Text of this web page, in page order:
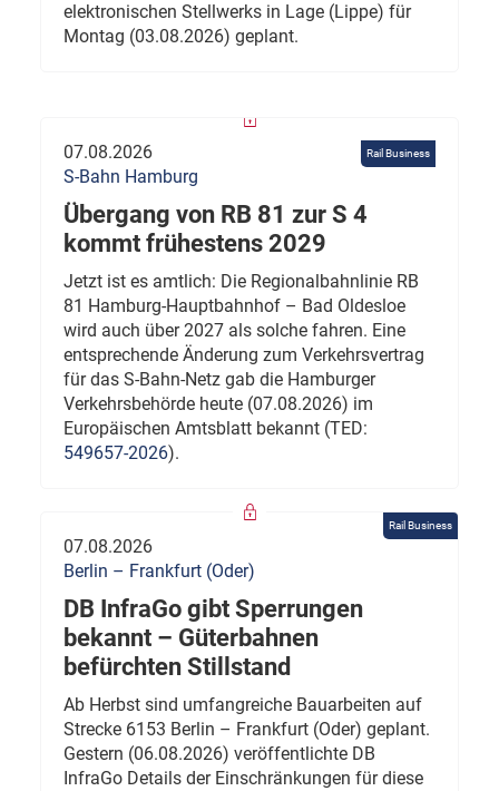
elektronischen Stellwerks in Lage (Lippe) für
Montag (03.08.2026) geplant.
Rail Business
07.08.2026
S-Bahn Hamburg
Übergang von RB 81 zur S 4
kommt frühestens 2029
Jetzt ist es amtlich: Die Regionalbahnlinie RB
81 Hamburg-Hauptbahnhof – Bad Oldesloe
wird auch über 2027 als solche fahren. Eine
entsprechende Änderung zum Verkehrsvertrag
für das S-Bahn-Netz gab die Hamburger
Verkehrsbehörde heute (07.08.2026) im
Europäischen Amtsblatt bekannt (TED:
549657-2026).
Rail Business
07.08.2026
Berlin – Frankfurt (Oder)
DB InfraGo gibt Sperrungen
bekannt – Güterbahnen
befürchten Stillstand
Ab Herbst sind umfangreiche Bauarbeiten auf
Strecke 6153 Berlin – Frankfurt (Oder) geplant.
Gestern (06.08.2026) veröffentlichte DB
InfraGo Details der Einschränkungen für diese